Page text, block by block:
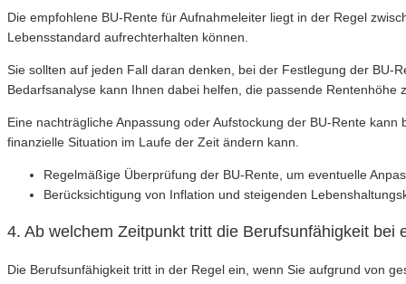
Die empfohlene BU-Rente für Aufnahmeleiter liegt in der Regel
Lebensstandard aufrechterhalten können.
Sie sollten auf jeden Fall daran denken, bei der Festlegung der BU-
Bedarfsanalyse kann Ihnen dabei helfen, die passende Rentenhöhe
Eine nachträgliche Anpassung oder Aufstockung der BU-Rente
finanzielle Situation im Laufe der Zeit ändern kann.
Regelmäßige Überprüfung der BU-Rente, um eventuelle
Berücksichtigung von Inflation und steigenden
4. Ab welchem Zeitpunkt tritt die Berufsunfähigkeit
Die Berufsunfähigkeit tritt in der Regel ein, wenn Sie aufgrund von